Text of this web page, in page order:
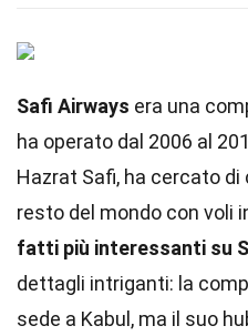
Safi Airways era una
ha operato dal 2006 al
Hazrat Safi, ha cercato
resto del mondo con voli
fatti più interessanti su
dettagli intriganti: la
sede a Kabul, ma il suo